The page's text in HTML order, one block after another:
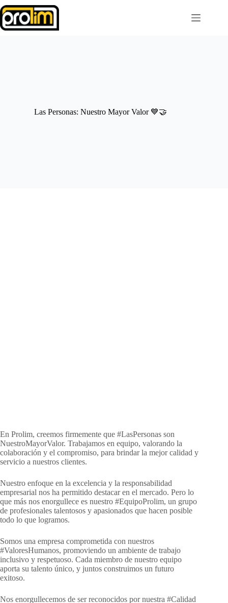
Saltar
al
contenido
Las Personas: Nuestro Mayor Valor 💙🤝
En Prolim, creemos firmemente que #LasPersonas son
NuestroMayorValor. Trabajamos en equipo, valorando la
colaboración y el compromiso, para brindar la mejor calidad y
servicio a nuestros clientes.
Nuestro enfoque en la excelencia y la responsabilidad
empresarial nos ha permitido destacar en el mercado. Pero lo
que más nos enorgullece es nuestro #EquipoProlim, un grupo
de profesionales talentosos y apasionados que hacen posible
todo lo que logramos.
Somos una empresa comprometida con nuestros
#ValoresHumanos, promoviendo un ambiente de trabajo
inclusivo y respetuoso. Cada miembro de nuestro equipo
aporta su talento único, y juntos construimos un futuro
exitoso.
Nos enorgullecemos de ser reconocidos por nuestra #Calidad